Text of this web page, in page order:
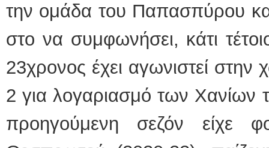
την ομάδα του Παπασπύρου
στο να συμφωνήσει, κάτι
23χρονος έχει αγωνιστεί
2 για λογαριασμό των Χανίων
προηγούμενη σεζόν είχε